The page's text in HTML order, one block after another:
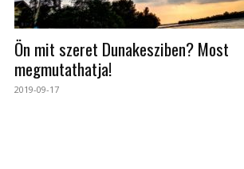
Ön mit szeret Dunakesziben? Most
megmutathatja!
2019-09-17